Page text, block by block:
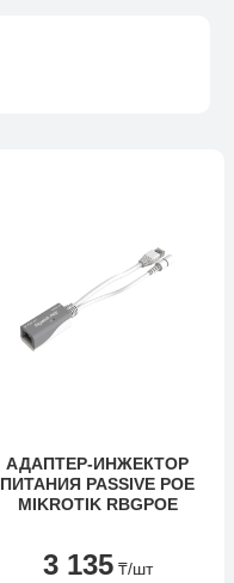
АДАПТЕР-ИНЖЕКТОР
ПИТАНИЯ PASSIVE POE
MIKROTIK RBGPOE
3 135 ₸/шт